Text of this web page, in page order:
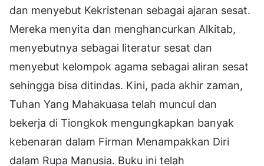
dan menyebut Kekristenan sebagai ajaran sesat.
Mereka menyita dan menghancurkan Alkitab,
menyebutnya sebagai literatur sesat dan
menyebut kelompok agama sebagai aliran sesat
sehingga bisa ditindas. Kini, pada akhir zaman,
Tuhan Yang Mahakuasa telah muncul dan
bekerja di Tiongkok mengungkapkan banyak
kebenaran dalam Firman Menampakkan Diri
dalam Rupa Manusia. Buku ini telah